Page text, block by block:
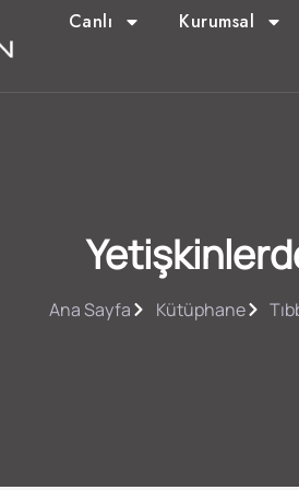
Canlı Kurumsal
Ana Sayfa Kütüphane